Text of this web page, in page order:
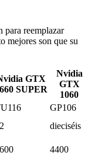
para reemplazar
mejores son que su
GTX
SUPER
Nvidia
GTX
1060
GP106
dieciséis
4400